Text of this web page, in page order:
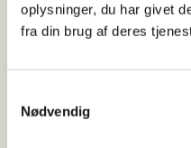
oplysninger, du har givet
fra din brug af deres
Nødvendig